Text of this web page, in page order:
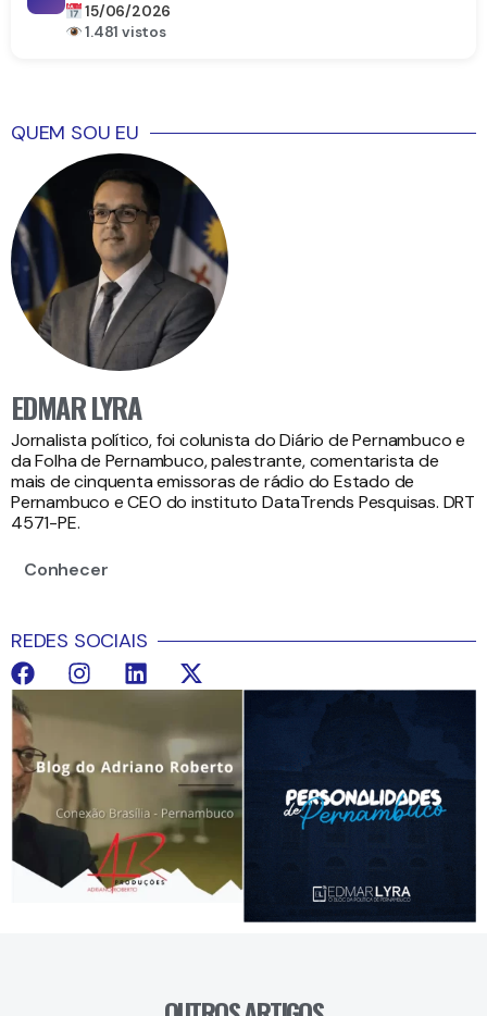
15/06/2026
1.481 vistos
QUEM SOU EU
EDMAR LYRA
Jornalista político, foi colunista do Diário de Pernambuco e
da Folha de Pernambuco, palestrante, comentarista de
mais de cinquenta emissoras de rádio do Estado de
Pernambuco e CEO do instituto DataTrends Pesquisas. DRT
4571-PE.
Conhecer
REDES SOCIAIS